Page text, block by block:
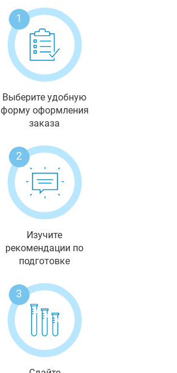
1
Выберите удобную
форму оформления
заказа
2
Изучите
рекомендации по
подготовке
3